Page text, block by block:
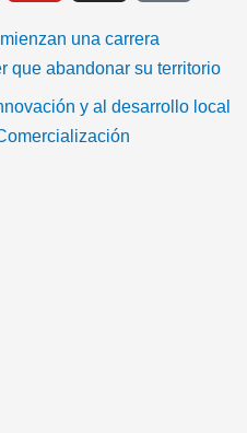
t
u
b
t
a
g
a
-
e
una carrera
que abandonar su territorio
y al desarrollo local